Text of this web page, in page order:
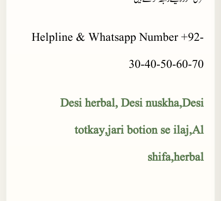
Helpline & Whatsapp Number +92-
30-40-50-60-70
Desi herbal, Desi nuskha,Desi
totkay,jari botion se ilaj,Al
shifa,herbal